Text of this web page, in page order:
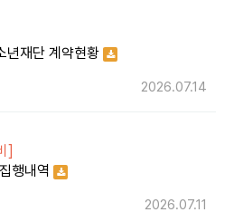
재단 계약현황
2026.07.14
]
행내역
2026.07.11